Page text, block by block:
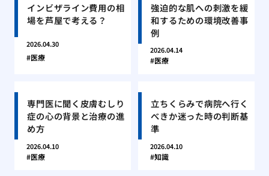
インビザライン費用の相
場を芦屋で考える？
2026.04.30
医療
強迫的な肌への刺激を緩
和するための環境改善事
例
2026.04.14
医療
専門医に聞く皮膚むしり
症の心の背景と治療の進
め方
2026.04.10
医療
立ちくらみで病院へ行く
べきか迷った時の判断基
準
2026.04.10
知識